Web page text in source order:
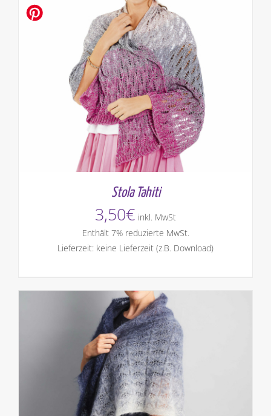
Stola Tahiti
3,50€ inkl. MwSt
Enthält 7% reduzierte MwSt.
Lieferzeit: keine Lieferzeit (z.B. Download)